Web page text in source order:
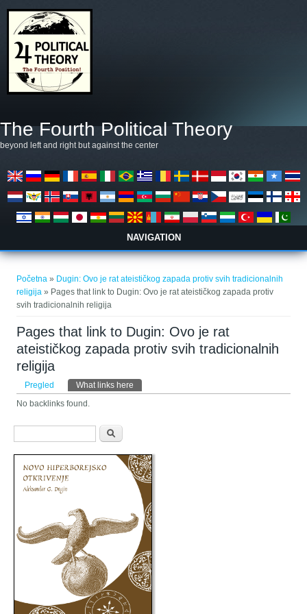
The Fourth Political Theory
beyond left and right but against the center
NAVIGATION
Početna » Dugin: Ovo je rat ateističkog zapada protiv svih tradicionalnih
religija » Pages that link to Dugin: Ovo je rat ateističkog zapada protiv
svih tradicionalnih religija
Pages that link to Dugin: Ovo je rat
ateističkog zapada protiv svih tradicionalnih
religija
Primarni tabovi
Pregled What links here
No backlinks found.
Obrazac pretraživanja